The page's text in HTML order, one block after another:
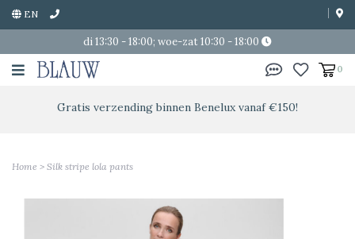
EN
di 13:30 - 18:00; woe-zat 10:30 - 18:00
0
Gratis verzending binnen Benelux vanaf €150!
Home > Silk stripe lola pants